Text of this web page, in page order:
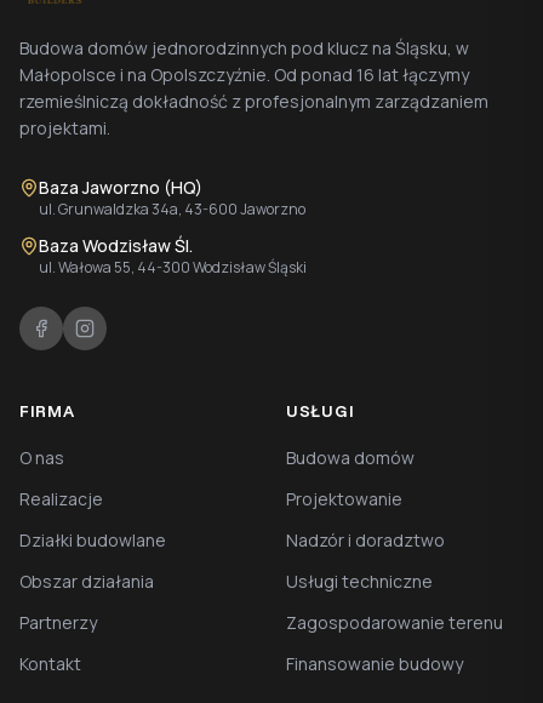
Budowa domów jednorodzinnych pod klucz na Śląsku, w
Małopolsce i na Opolszczyźnie. Od ponad 16 lat łączymy
rzemieślniczą dokładność z profesjonalnym zarządzaniem
projektami.
Baza Jaworzno (HQ)
ul. Grunwaldzka 34a, 43-600 Jaworzno
Baza Wodzisław Śl.
ul. Wałowa 55, 44-300 Wodzisław Śląski
FIRMA
O nas
Realizacje
Działki budowlane
Obszar działania
Partnerzy
Kontakt
USŁUGI
Budowa domów
Projektowanie
Nadzór i doradztwo
Usługi techniczne
Zagospodarowanie terenu
Finansowanie budowy